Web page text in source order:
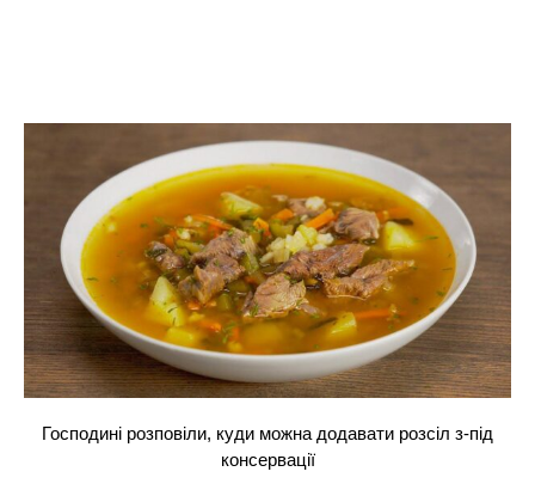
Господині розповіли, куди можна додавати розсіл з-під
консервації